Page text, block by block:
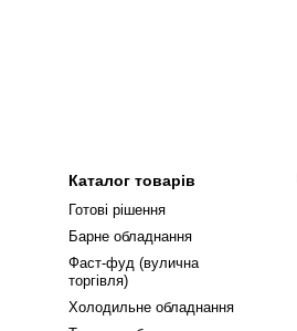
Каталог товарів
Готові рішення
Барне обладнання
Фаст-фуд (вулична
торгівля)
Холодильне обладнання